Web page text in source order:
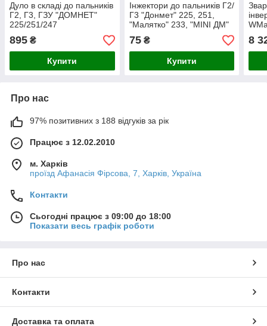
Дуло в складі до пальників
Г2, Г3, ГЗУ "ДОМНЕТ"
225/251/247
895 ₴
Купити
Інжектори до пальників Г2/
Г3 "Донмет" 225, 251,
"Малятко" 233, "MINI ДМ"
75₴
Купити
8
Про нас
97% позитивних з 188 відгуків за рік
Працює з 12.02.2010
м. Харків
проїзд Афанасія Фірсова, 7, Харків, Україна
Контакти
Сьогодні працює з 09:00 до 18:00
Показати весь графік роботи
Про нас
Контакти
Доставка та оплата